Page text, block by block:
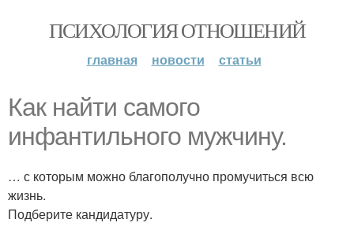
ПСИХОЛОГИЯ ОТНОШЕНИЙ
главная новости статьи
Как найти самого
инфантильного мужчину.
… с которым можно благополучно промучиться всю
жизнь.
Подберите кандидатуру.